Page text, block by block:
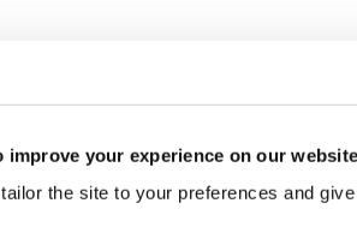
improve your experience on our website
the site to your preferences and